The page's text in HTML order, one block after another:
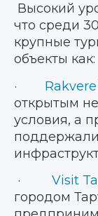
Высокий
что среди
крупные
объекты как:
·
открытым
условия, а
·
Visit
городом